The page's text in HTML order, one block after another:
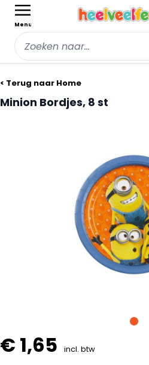
Menu
< Terug naar Home
Minion Bordjes, 8 st
€ 1,65 incl. btw